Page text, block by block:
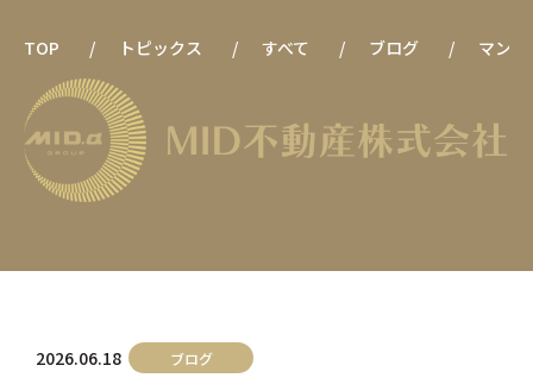
TOP トピックス すべて ブログ マン
2026.06.18 ブログ